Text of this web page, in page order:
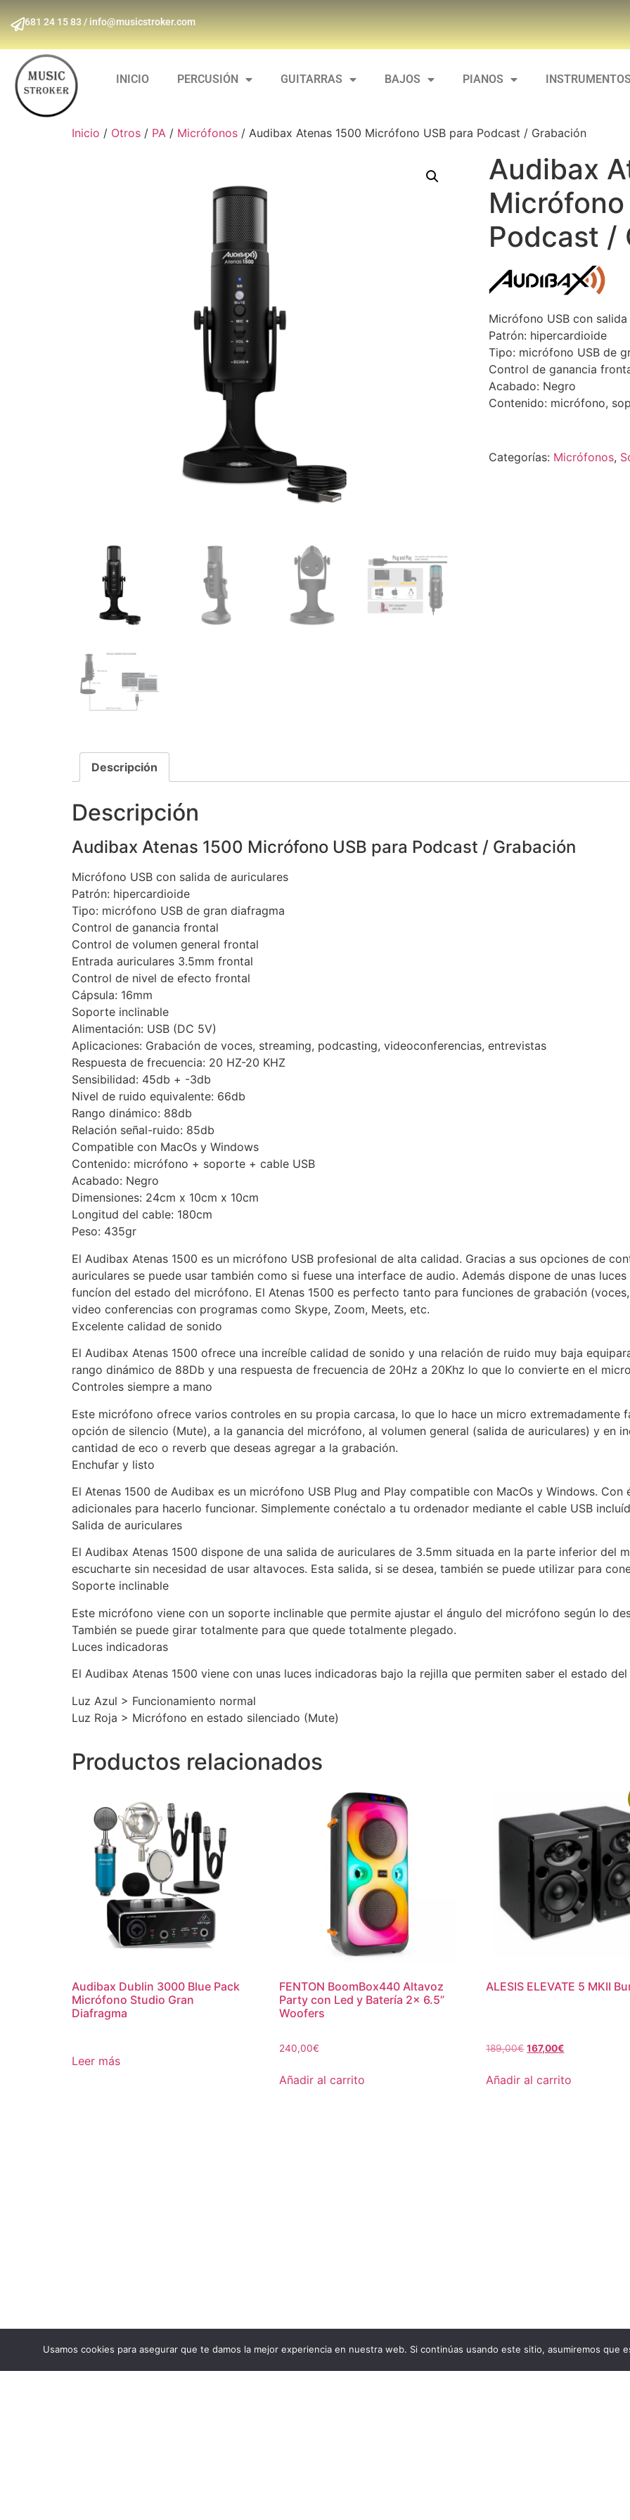
681 24 15 83 / info@musicstroker.com
INICIO PERCUSIÓN GUITARRAS BAJOS PIANOS
Inicio / Otros / PA / Micrófonos / Audibax Atenas 1500 Micrófono USB para Podcast / Grabación
Audibax
Micrófono
Podcast /
Micrófono USB con
Patrón: hipercardioide
Tipo: micrófono USB de
Control de ganancia
Acabado: Negro
Contenido: micrófono,
Categorías: Micrófonos,
Descripción
Descripción
Audibax Atenas 1500 Micrófono USB para Podcast / Grabación
Micrófono USB con salida de auriculares
Patrón: hipercardioide
Tipo: micrófono USB de gran diafragma
Control de ganancia frontal
Control de volumen general frontal
Entrada auriculares 3.5mm frontal
Control de nivel de efecto frontal
Cápsula: 16mm
Soporte inclinable
Alimentación: USB (DC 5V)
Aplicaciones: Grabación de voces, streaming, podcasting, videoconferencias, entrevistas
Respuesta de frecuencia: 20 HZ-20 KHZ
Sensibilidad: 45db + -3db
Nivel de ruido equivalente: 66db
Rango dinámico: 88db
Relación señal-ruido: 85db
Compatible con MacOs y Windows
Contenido: micrófono + soporte + cable USB
Acabado: Negro
Dimensiones: 24cm x 10cm x 10cm
Longitud del cable: 180cm
Peso: 435gr
El Audibax Atenas 1500 es un micrófono USB profesional de alta calidad. Gracias a sus opciones de
auriculares se puede usar también como si fuese una interface de audio. Además dispone de unas
funcíon del estado del micrófono. El Atenas 1500 es perfecto tanto para funciones de grabación
video conferencias con programas como Skype, Zoom, Meets, etc.
Excelente calidad de sonido
El Audibax Atenas 1500 ofrece una increíble calidad de sonido y una relación de ruido muy baja
rango dinámico de 88Db y una respuesta de frecuencia de 20Hz a 20Khz lo que lo convierte en el
Controles siempre a mano
Este micrófono ofrece varios controles en su propia carcasa, lo que lo hace un micro extremadamente
opción de silencio (Mute), a la ganancia del micrófono, al volumen general (salida de auriculares) y en
cantidad de eco o reverb que deseas agregar a la grabación.
Enchufar y listo
El Atenas 1500 de Audibax es un micrófono USB Plug and Play compatible con MacOs y Windows.
adicionales para hacerlo funcionar. Simplemente conéctalo a tu ordenador mediante el cable USB
Salida de auriculares
El Audibax Atenas 1500 dispone de una salida de auriculares de 3.5mm situada en la parte inferior del
escucharte sin necesidad de usar altavoces. Esta salida, si se desea, también se puede utilizar para
Soporte inclinable
Este micrófono viene con un soporte inclinable que permite ajustar el ángulo del micrófono según lo
También se puede girar totalmente para que quede totalmente plegado.
Luces indicadoras
El Audibax Atenas 1500 viene con unas luces indicadoras bajo la rejilla que permiten saber el estado
Luz Azul > Funcionamiento normal
Luz Roja > Micrófono en estado silenciado (Mute)
Productos relacionados
Audibax Dublin 3000 Blue Pack
Micrófono Studio Gran
Diafragma
Leer más
FENTON BoomBox440 Altavoz
Party con Led y Batería 2x 6.5”
Woofers
240,00€
Añadir al carrito
ALESIS ELEVATE 5 MKII
189,00€ 167,00€
Añadir al carrito
Usamos cookies para asegurar que te damos la mejor experiencia en nuestra web. Si continúas usando este sitio, asumiremos que